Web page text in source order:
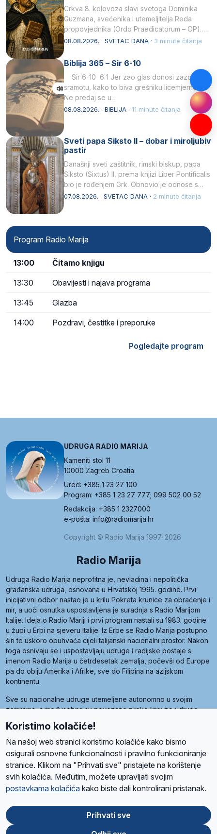
Crkva 8. kolovoza slavi svetoga Dominika
Guzmana, svećenika i utemeljitelja Reda
propovjednika (Ordo Praedicatorum – OP).
Svojim životom, dubokom ljubavlju prema
08.08.2026. · SVETAC DANA · 3 minute čitanja
Biblija 365 – Sir 6-10
Sir 6-10 6 1 Jer zao glas donosi zazor i
sramotu, kako to biva grešniku licemjernom.2
Ne predaj se u…
08.08.2026. · BIBLIJA · 11 minute čitanja
Sveti papa Siksto II – dobar i miroljubiv
pastir
Današnji sveti zaštitnik, rimski biskup, papa
Siksto (Sixtus) II, prema knjizi Liber Pontificalis
bio je rođenjem Grk. Obnovio je odnose s
afričkim…
07.08.2026. · SVETAC DANA · 2 minute čitanja
Program Radio Marija
13:00 Čitamo knjigu
13:30 Obavijesti i najava programa
13:45 Glazba
14:00 Pozdravi, čestitke i preporuke
Pogledajte program
UDRUGA RADIO MARIJA
Kameniti stol 11
10000 Zagreb Croatia
Ured: +385 1 23 27 100
Program: +385 1 23 27 777; 099 502 00 52
Redakcija: +385 1 2327000
e-pošta: info@radiomarija.hr
Copyright © Radio Marija 1997-2026
Radio Marija
Udruga Radio Marija neprofitna je, nevladina i nepolitička
građanska udruga, osnovana u Hrvatskoj 1995. godine. Prvi
inicijativni odbor nastao je u krilu Pokreta krunice za obraćenje i
mir, a uoči osnutka uspostavljena je suradnja s Radio Marijom
Italije. Ideja o Radio Mariji i prvi program nastali su 1983. godine
u župi u Erbi na sjeveru Italije. Iz Erbe se Radio Marija postupno
širi te uskoro obuhvaća cijeli talijanski nacionalni prostor. Nakon
toga osnivaju se i uspostavljaju udruge i radijske postaje s
imenom Radio Marija u četrdesetak zemalja, počevši od Europe
pa do obiju Amerika i Afrike, sve do Filipina na azijskom
kontinentu.
Sve su nacionalne udruge utemeljene autonomno u svojim
zemljama, a međusobna su povezane preko krovne udruge
Radio Maria). Svjetsku obitelj utemeljilo je sedam članica, među
kojima je i hrvatska Udruga Radio Marija.
O namaRadio ProgramVolonteriPrijateljiKontaktPravila privatnosti
Ova stranica je zaštićena Google reCAPTCHA sustavom
Koristimo kolačiće!
Na našoj web stranici koristimo kolačiće kako bismo
osigurali osnovne funkcionalnosti i pravilno funkcioniranje
stranice. Klikom na "Prihvati sve" pristajete na korištenje
svih kolačića. Međutim, možete upravljati svojim
postavkama kolačića kako biste dali kontrolirani pristanak.
Prihvati sve